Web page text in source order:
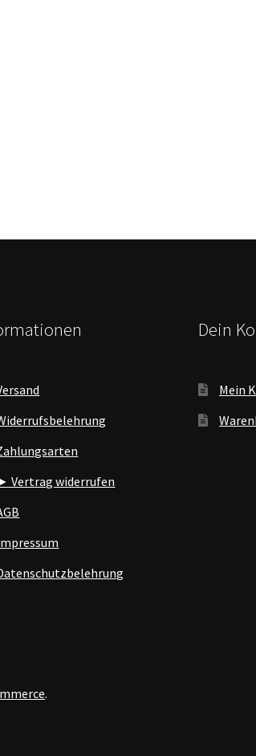
Vertrag widerrufen
Dein
Mein
.